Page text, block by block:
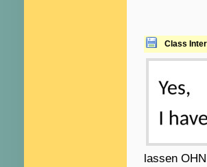
Class
lassen